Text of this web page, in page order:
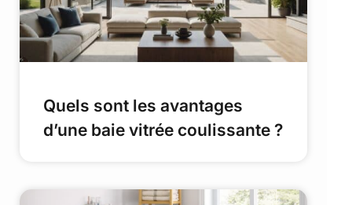
Quels sont les avantages
d’une baie vitrée coulissante ?